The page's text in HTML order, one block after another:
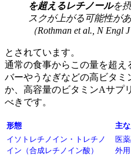
を超えるレチノールを
スクが上がる可能性が
（Rothman et al., N Engl J
とされています。
通常の食事からこの量を超え
バーやうなぎなどの高ビタミ
か、高容量のビタミンAサプ
べきです。
形態 主
イソトレチノイン・トレチノ
イン（合成レチノイン酸）
医
外用